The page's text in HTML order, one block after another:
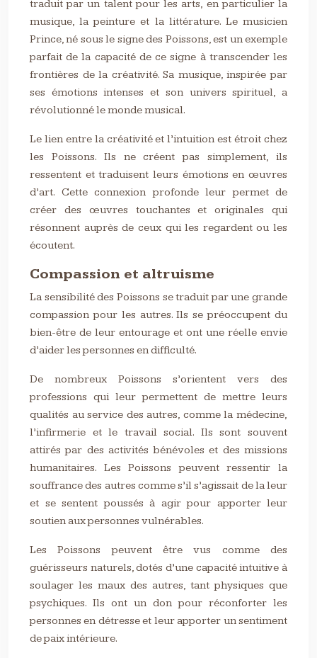
traduit par un talent pour les arts, en particulier la
musique, la peinture et la littérature. Le musicien
Prince, né sous le signe des Poissons, est un exemple
parfait de la capacité de ce signe à transcender les
frontières de la créativité. Sa musique, inspirée par
ses émotions intenses et son univers spirituel, a
révolutionné le monde musical.
Le lien entre la créativité et l’intuition est étroit chez
les Poissons. Ils ne créent pas simplement, ils
ressentent et traduisent leurs émotions en œuvres
d’art. Cette connexion profonde leur permet de
créer des œuvres touchantes et originales qui
résonnent auprès de ceux qui les regardent ou les
écoutent.
Compassion et altruisme
La sensibilité des Poissons se traduit par une grande
compassion pour les autres. Ils se préoccupent du
bien-être de leur entourage et ont une réelle envie
d’aider les personnes en difficulté.
De nombreux Poissons s’orientent vers des
professions qui leur permettent de mettre leurs
qualités au service des autres, comme la médecine,
l’infirmerie et le travail social. Ils sont souvent
attirés par des activités bénévoles et des missions
humanitaires. Les Poissons peuvent ressentir la
souffrance des autres comme s’il s’agissait de la leur
et se sentent poussés à agir pour apporter leur
soutien aux personnes vulnérables.
Les Poissons peuvent être vus comme des
guérisseurs naturels, dotés d’une capacité intuitive à
soulager les maux des autres, tant physiques que
psychiques. Ils ont un don pour réconforter les
personnes en détresse et leur apporter un sentiment
de paix intérieure.